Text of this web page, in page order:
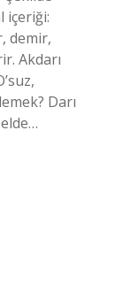
içeriği:
demir,
Akdarı
Darı